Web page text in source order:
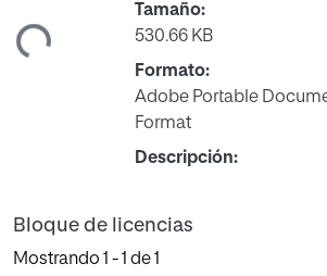
Tamaño:
530.66 KB
Formato:
Adobe Portable
Format
Descripción:
Bloque de licencias
Mostrando 1 - 1 de 1